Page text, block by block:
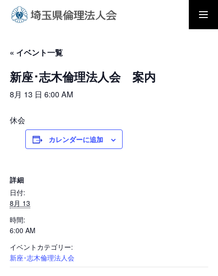
ホーム
モーニングセミナー
倫理法人会とは
活動内容と特色
« イベント一覧
新座･志木倫理法人会 案内
8月 13 日 6:00 AM
休会
カレンダーに追加
詳細
日付:
8月 13
時間:
6:00 AM
イベントカテゴリー:
新座･志木倫理法人会